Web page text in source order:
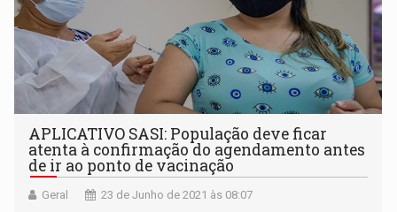
APLICATIVO SASI: População deve ficar
atenta à confirmação do agendamento antes
de ir ao ponto de vacinação
Geral 23 de Junho de 2021 às 08:07